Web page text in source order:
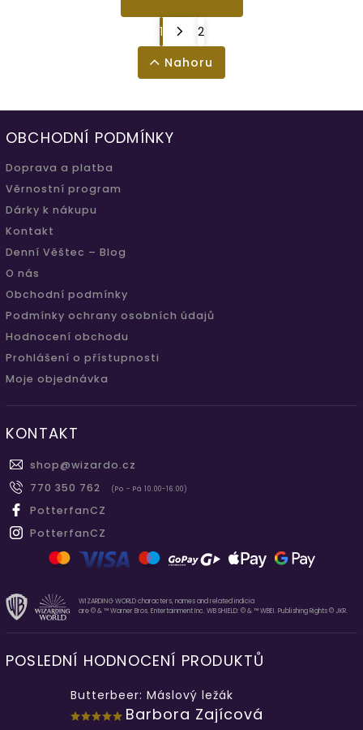
1
2
Nahoru
OBCHODNÍ PODMÍNKY
Doprava a platba
Věrnostní program
Dárky k nákupu
Kontakt
Denní Věštec – Blog
O nás
Obchodní podmínky
Podmínky ochrany osobních údajů
Hodnocení obchodu
Prohlášení o přístupnosti
Moje objednávka
KONTAKT
shop@wizardo.cz
770 350 762
(Po - Pá 10.00-16.00)
PotterfanCZ
PotterfanCZ
WIZARDING WORLD characters, names and related indicia
are © & ™ Warner Bros. Entertainment Inc. WB SHIELD: © & ™ WBEI. Publishing Rights © JKR.
POSLEDNÍ HODNOCENÍ PRODUKTŮ
Butterbeer: Máslový ležák
Barbora Zajícová